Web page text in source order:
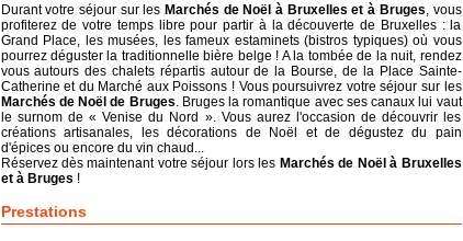
Durant votre séjour sur les Marchés de Noël à Bruxelles et à Bruges , vous
profiterez de votre temps libre pour partir à la découverte de Bruxelles : la
Grand Place, les musées, les fameux estaminets (bistros typiques) où vous
pourrez déguster la traditionnelle bière belge ! A la tombée de la nuit, rendez
vous autours des chalets répartis autour de la Bourse, de la Place Sainte-
Catherine et du Marché aux Poissons ! Vous poursuivrez votre séjour sur les
Marchés de Noël de Bruges . Bruges la romantique avec ses canaux lui vaut
le surnom de « Venise du Nord ». Vous aurez l'occasion de découvrir les
créations artisanales, les décorations de Noël et de dégustez du pain
d'épices ou encore du vin chaud...
Réservez dès maintenant votre séjour lors les Marchés de Noël à Bruxelles
et à Bruges !
Prestations